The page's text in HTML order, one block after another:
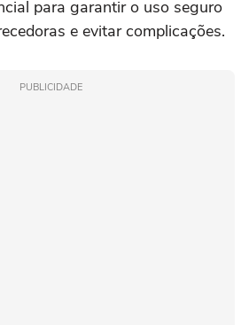
para garantir o uso seguro
e evitar complicações.
PUBLICIDADE